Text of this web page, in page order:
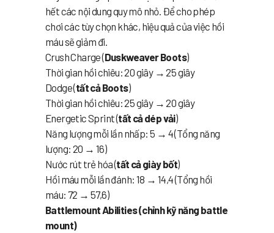
hết các nội dung quy mô nhỏ. Để cho phép
chơi các tùy chọn khác, hiệu quả của việc hồi
máu sẽ giảm đi.
Crush Charge (Duskweaver Boots)
Thời gian hồi chiêu: 20 giây → 25 giây
Dodge (tất cả Boots)
Thời gian hồi chiêu: 25 giây → 20 giây
Energetic Sprint (tất cả dép vải)
Năng lượng mỗi lần nhấp: 5 → 4 (Tổng năng
lượng: 20 → 16)
Nước rút trẻ hóa (tất cả giày bốt)
Hồi máu mỗi lần đánh: 18 → 14,4 (Tổng hồi
máu: 72 → 57,6)
Battlemount Abilities (chỉnh kỹ năng battle
mount)